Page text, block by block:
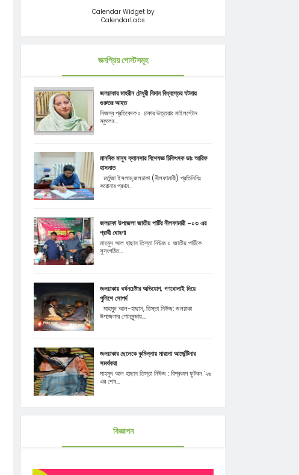
Calendar Widget by
CalendarLabs
জনপ্রিয় পোস্টসমূহ
জলঢাকার মাহরীন চৌধুরী বিমান বিধ্বস্তের ঘটনায়
গুরুতর আহত
নিজস্ব প্রতিবেদক ঃ ঢাকার উত্তরার মাইলস্টোন
স্কুলের...
মানবিক মানুষ ক্যানসার বিশেষজ্ঞ চিকিৎসক ডাঃ আরিফ
হাসনাত
মর্তুজা ইসলাম,জলঢাকা (নীলফামারী) প্রতিনিধিঃ
করোনার প্রথম...
জলঢাকা উপজেলা জাতীয় পার্টির নীলফামারী -০৩ এর
প্রার্থী ঘোষণা
মাহমুদ আল হাছান তিস্তা নিউজ ঃ জাতীয় পার্টিকে
সুসংগঠিত...
জলঢাকায় ধর্ষনচেষ্টার অভিযোগ, গণধোলাই দিয়ে
পুলিশে সোপর্দ
মাহমুূদ আল-হাছান, তিস্তা নিউজ: জলঢাকা
উপজেলার গোলমুন্ডায়...
জলঢাকার ছেলেকে কুমিল্লায় মারলো আর্জেন্টিনার
সমর্থকরা
মাহমুদ আল হাছান তিস্তা নিউজ : বিশ্বকাপ ফুটবল '২৬
এর শেষ...
বিজ্ঞাপন